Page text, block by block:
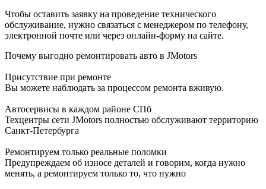
Чтобы оставить заявку на проведение технического
обслуживание, нужно связаться с менеджером по телефону,
электронной почте или через онлайн-форму на сайте.
Почему выгодно ремонтировать авто в JMotors
Присутствие при ремонте
Вы можете наблюдать за процессом ремонта вживую.
Автосервисы в каждом районе СПб
Техцентры сети JMotors полностью обслуживают территорию
Санкт-Петербурга
Ремонтируем только реальные поломки
Предупреждаем об износе деталей и говорим, когда нужно
менять, а ремонтируем только то, что нужно